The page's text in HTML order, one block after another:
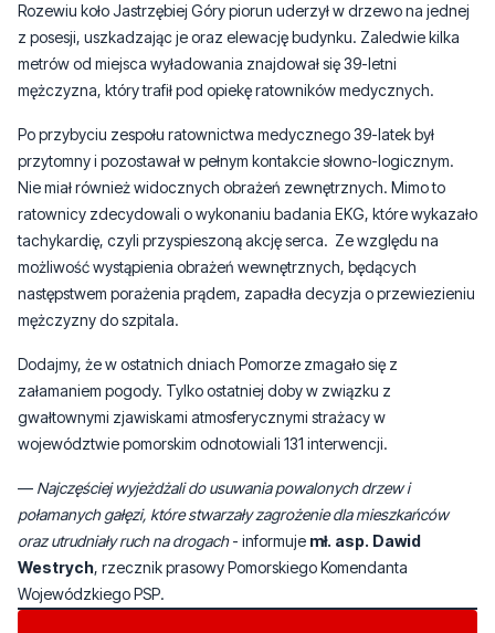
Rozewiu koło Jastrzębiej Góry piorun uderzył w drzewo na jednej
z posesji, uszkadzając je oraz elewację budynku. Zaledwie kilka
metrów od miejsca wyładowania znajdował się 39-letni
mężczyzna, który trafił pod opiekę ratowników medycznych.
Po przybyciu zespołu ratownictwa medycznego 39-latek był
przytomny i pozostawał w pełnym kontakcie słowno-logicznym.
Nie miał również widocznych obrażeń zewnętrznych. Mimo to
ratownicy zdecydowali o wykonaniu badania EKG, które wykazało
tachykardię, czyli przyspieszoną akcję serca. Ze względu na
możliwość wystąpienia obrażeń wewnętrznych, będących
następstwem porażenia prądem, zapadła decyzja o przewiezieniu
mężczyzny do szpitala.
Dodajmy, że w ostatnich dniach Pomorze zmagało się z
załamaniem pogody. Tylko ostatniej doby w związku z
gwałtownymi zjawiskami atmosferycznymi strażacy w
województwie pomorskim odnotowiali 131 interwencji.
— Najczęściej wyjeżdżali do usuwania powalonych drzew i
połamanych gałęzi, które stwarzały zagrożenie dla mieszkańców
oraz utrudniały ruch na drogach- informuje mł. asp. Dawid
Westrych, rzecznik prasowy Pomorskiego Komendanta
Wojewódzkiego PSP.